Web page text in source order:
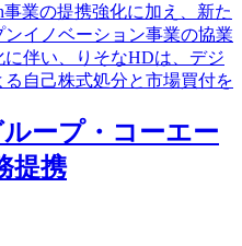
業の提携強化に加え、新た
イノベーション事業の協業
伴い、りそなHDは、デジ
自己株式処分と市場買付を
ープ・コーエー
提携